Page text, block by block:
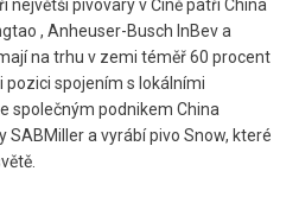
pivovary v Číně patří China
, Anheuser-Busch InBev a
na trhu v zemi téměř 60 procent
pozici spojením s lokálními
společným podnikem China
SABMiller a vyrábí pivo Snow, které